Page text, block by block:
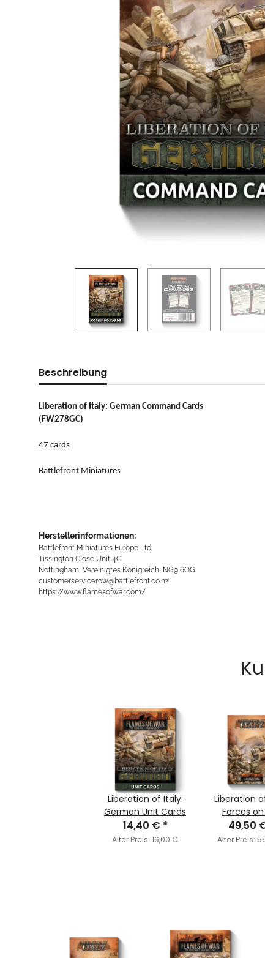
Beschreibung
Liberation of Italy: German Command Cards
(FW278GC)
47 cards
Battlefront Miniatures
Herstellerinformationen:
Battlefront Miniatures Europe Ltd
Tissington Close Unit 4C
Nottingham, Vereinigtes Königreich, NG9 6QG
customerservicerow@battlefront.co.nz
https://www.flamesofwar.com/
Liberation of Italy:
German Unit Cards
14,40 € *
Alter Preis: 16,00 €
Liberation
Forces
Southern
1944-1945
49,50
Alter Preis: